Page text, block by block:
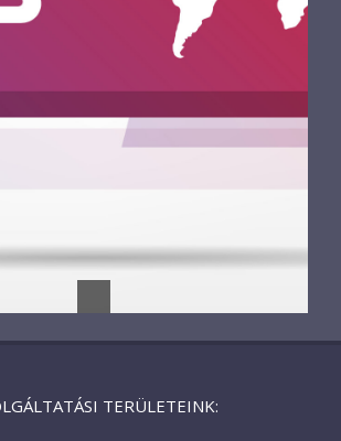
TERÜLETEINK: